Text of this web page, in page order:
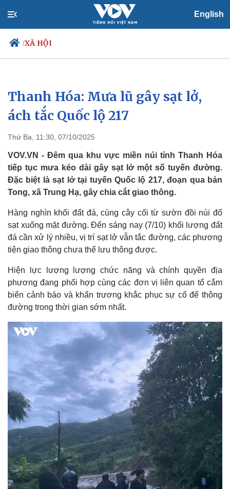
English
/XÃ HỘI
Chính trị
Đảng
Tổ chức nhân sự
Nhận diện sự thật
Xã hội
Tin 24h
Dự báo thời tiết
Việc làm
Biển đảo
Thanh Hóa: Mưa lũ gây sạt lở,
ách tắc Quốc lộ 217
Thứ Ba, 11:30, 07/10/2025
VOV.VN - Đêm qua khu vực miền núi tỉnh Thanh Hóa
tiếp tục mưa kéo dài gây sạt lở một số tuyến đường.
Đặc biệt là sạt lở tại tuyến Quốc lộ 217, đoạn qua bản
Tong, xã Trung Hạ, gây chia cắt giao thông.
Hàng nghìn khối đất đá, cùng cây cối từ sườn đồi núi đổ
sạt xuống mặt đường. Đến sáng nay (7/10) khối lượng đất
đá cần xử lý nhiều, vị trí sạt lở vẫn tắc đường, các phương
tiện giao thông chưa thể lưu thông được.
Hiện lực lượng lượng chức năng và chính quyền địa
phương đang phối hợp cùng các đơn vị liên quan tổ cắm
biển cảnh báo và khẩn trương khắc phục sự cố để thông
đường trong thời gian sớm nhất.